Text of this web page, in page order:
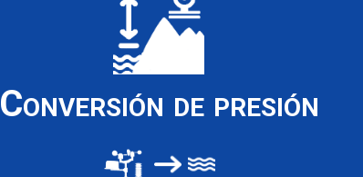
Conversión de presión